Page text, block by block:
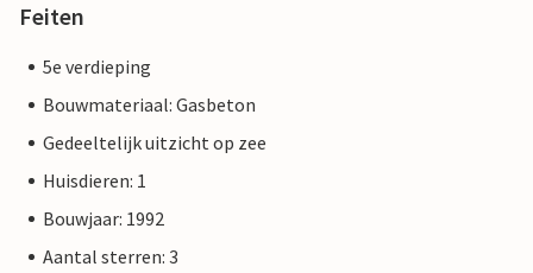
Feiten
5e verdieping
Bouwmateriaal: Gasbeton
Gedeeltelijk uitzicht op zee
Huisdieren: 1
Bouwjaar: 1992
Aantal sterren: 3